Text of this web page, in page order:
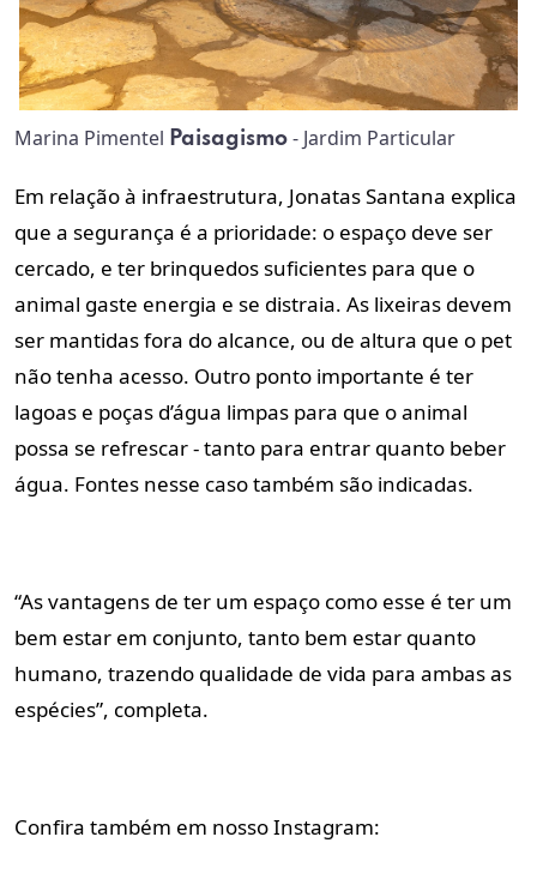
Marina Pimentel Paisagismo - Jardim Particular
Em relação à infraestrutura, Jonatas Santana explica
que a segurança é a prioridade: o espaço deve ser
cercado, e ter brinquedos suficientes para que o
animal gaste energia e se distraia. As lixeiras devem
ser mantidas fora do alcance, ou de altura que o pet
não tenha acesso. Outro ponto importante é ter
lagoas e poças d’água limpas para que o animal
possa se refrescar - tanto para entrar quanto beber
água. Fontes nesse caso também são indicadas.
“As vantagens de ter um espaço como esse é ter um
bem estar em conjunto, tanto bem estar quanto
humano, trazendo qualidade de vida para ambas as
espécies”, completa.
Confira também em nosso Instagram: